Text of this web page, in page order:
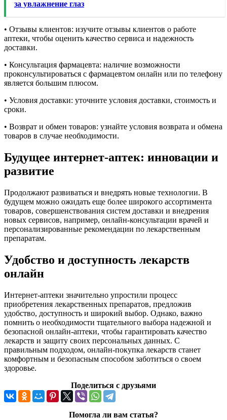
за увлажнение глаз
• Отзывы клиентов: изучите отзывы клиентов о работе
аптеки, чтобы оценить качество сервиса и надежность
доставки.
• Консультация фармацевта: наличие возможности
проконсультироваться с фармацевтом онлайн или по телефону
является большим плюсом.
• Условия доставки: уточните условия доставки, стоимость и
сроки.
• Возврат и обмен товаров: узнайте условия возврата и обмена
товаров в случае необходимости.
Будущее интернет-аптек: инновации и
развитие
Продолжают развиваться и внедрять новые технологии. В
будущем можно ожидать еще более широкого ассортимента
товаров, совершенствования систем доставки и внедрения
новых сервисов, например, онлайн-консультации врачей и
персонализированные рекомендации по лекарственным
препаратам.
Удобство и доступность лекарств
онлайн
Интернет-аптеки значительно упростили процесс
приобретения лекарственных препаратов, предложив
удобство, доступность и широкий выбор. Однако, важно
помнить о необходимости тщательного выбора надежной и
безопасной онлайн-аптеки, чтобы гарантировать качество
лекарств и защиту своих персональных данных. С
правильным подходом, онлайн-покупка лекарств станет
комфортным и безопасным способом заботиться о своем
здоровье.
Поделиться с друзьями
Помогла ли вам статья?